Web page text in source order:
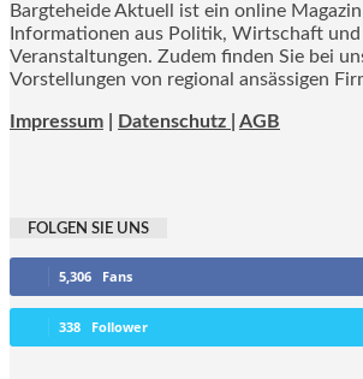
Bargteheide Aktuell ist ein online
Informationen aus Politik, Wirtschaft und
Veranstaltungen. Zudem finden Sie bei
Vorstellungen von regional ansässigen
Impressum Datenschutz | AGB
FOLGEN SIE UNS
5,306 Fans
338 Follower